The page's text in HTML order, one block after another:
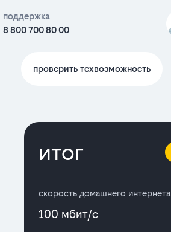
поддержка
8 800 700 80 00
проверить техвозможность
итог
скорость домашнего интернета
100 мбит/с